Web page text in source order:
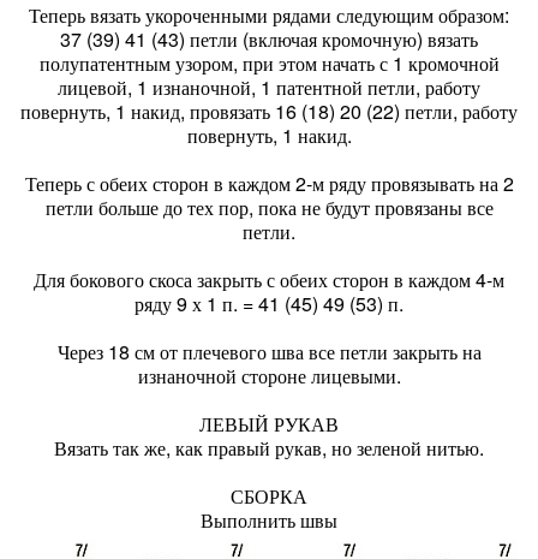
Теперь вязать укороченными рядами следующим образом:
37 (39) 41 (43) петли (включая кромочную) вязать
полупатентным узором, при этом начать с 1 кромочной
лицевой, 1 изнаночной, 1 патентной петли, работу
повернуть, 1 накид, провязать 16 (18) 20 (22) петли, работу
повернуть, 1 накид.
Теперь с обеих сторон в каждом 2-м ряду провязывать на 2
петли больше до тех пор, пока не будут провязаны все
петли.
Для бокового скоса закрыть с обеих сторон в каждом 4-м
ряду 9 х 1 п. = 41 (45) 49 (53) п.
Через 18 см от плечевого шва все петли закрыть на
изнаночной стороне лицевыми.
ЛЕВЫЙ РУКАВ
Вязать так же, как правый рукав, но зеленой нитью.
СБОРКА
Выполнить швы